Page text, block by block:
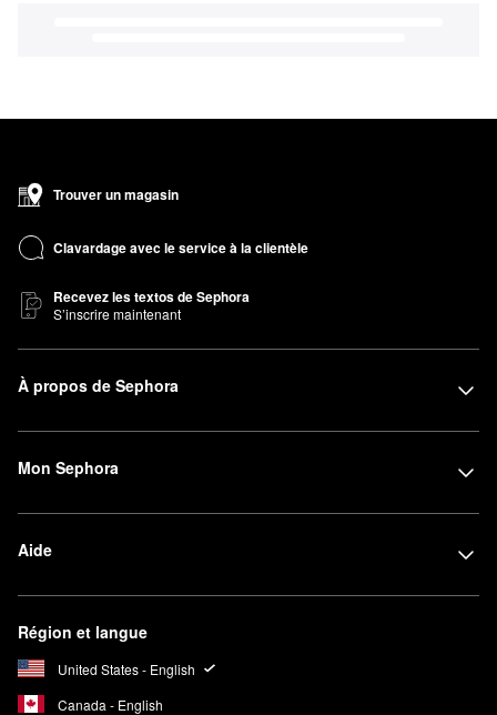
Trouver un magasin
Clavardage avec le service à la clientèle
Recevez les textos de Sephora
S’inscrire maintenant
À propos de Sephora
Mon Sephora
Aide
Région et langue
United States - English
Canada - English